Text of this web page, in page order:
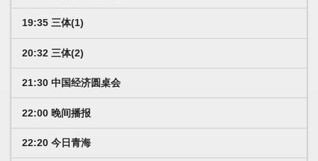
19:35 三体(1)
20:32 三体(2)
21:30 中国经济圆桌会
22:00 晚间播报
22:20 今日青海